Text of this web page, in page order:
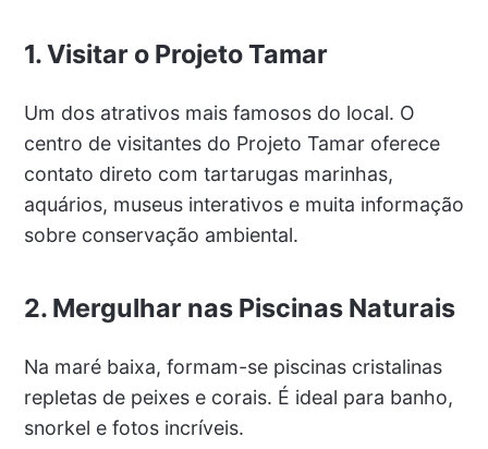
1. Visitar o Projeto Tamar
Um dos atrativos mais famosos do local. O
centro de visitantes do Projeto Tamar oferece
contato direto com tartarugas marinhas,
aquários, museus interativos e muita informação
sobre conservação ambiental.
2. Mergulhar nas Piscinas Naturais
Na maré baixa, formam-se piscinas cristalinas
repletas de peixes e corais. É ideal para banho,
snorkel e fotos incríveis.